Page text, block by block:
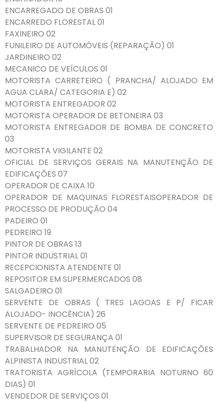
ENCARREGADO DE OBRAS 01
ENCARREDO FLORESTAL 01
FAXINEIRO 02
FUNILEIRO DE AUTOMÓVEIS (REPARAÇÃO) 01
JARDINEIRO 02
MECANICO DE VEÍCULOS 01
MOTORISTA CARRETEIRO ( PRANCHA/ ALOJADO EM
AGUA CLARA/ CATEGORIA E) 02
MOTORISTA ENTREGADOR 02
MOTORISTA OPERADOR DE BETONEIRA 03
MOTORISTA ENTREGADOR DE BOMBA DE CONCRETO
03
MOTORISTA VIGILANTE 02
OFICIAL DE SERVIÇOS GERAIS NA MANUTENÇÃO DE
EDIFICAÇÕES 07
OPERADOR DE CAIXA 10
OPERADOR DE MAQUINAS FLORESTAISOPERADOR DE
PROCESSO DE PRODUÇÃO 04
PADEIRO 01
PEDREIRO 19
PINTOR DE OBRAS 13
PINTOR INDUSTRIAL 01
RECEPCIONISTA ATENDENTE 01
REPOSITOR EM SUPERMERCADOS 08
SALGADEIRO 01
SERVENTE DE OBRAS ( TRES LAGOAS E P/ FICAR
ALOJADO- INOCÊNCIA) 26
SERVENTE DE PEDREIRO 05
SUPERVISOR DE SEGURANÇA 01
TRABALHADOR NA MANUTENÇÃO DE EDIFICAÇÕES
ALPINISTA INDUSTRIAL 02
TRATORISTA AGRÍCOLA (TEMPORARIA NOTURNO 60
DIAS) 01
VENDEDOR DE SERVIÇOS 01